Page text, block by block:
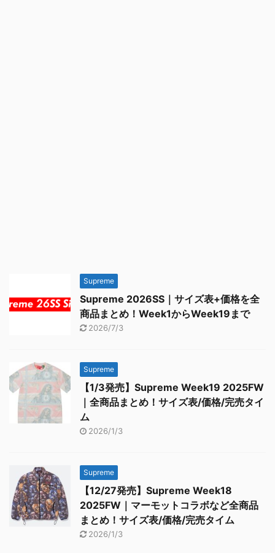
Supreme
Supreme 2026SS｜サイズ表+価格を全
商品まとめ！Week1からWeek19まで
2026/7/3
Supreme
【1/3発売】Supreme Week19 2025FW
｜全商品まとめ！サイズ表/価格/完売タイ
ム
2026/1/3
Supreme
【12/27発売】Supreme Week18
2025FW｜マーモットコラボなど全商品
まとめ！サイズ表/価格/完売タイム
2026/1/3